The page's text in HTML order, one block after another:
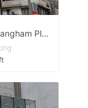
Extensive commercial space facing Langham Place